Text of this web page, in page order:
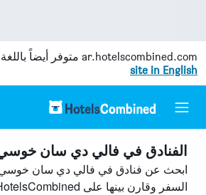
ar.hotelscombined.com متوفر أيضاً
site in English
الفنادق في فالي دي سان
ابحث عن فنادق في فالي دي سان
السفر وقارن بينها على HotelsCombined ووفّر.